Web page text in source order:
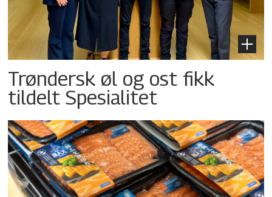
Trøndersk øl og ost fikk
tildelt Spesialitet